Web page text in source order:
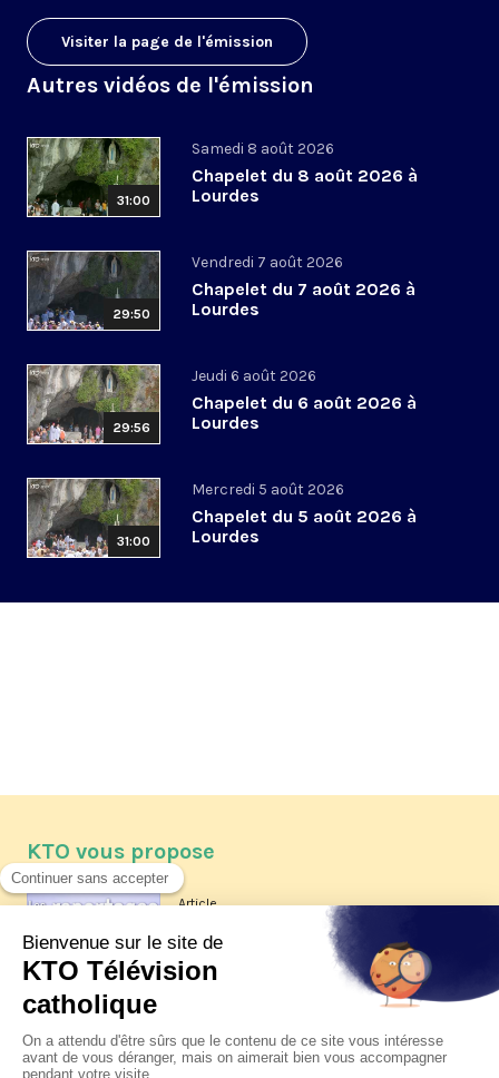
Visiter la page de l'émission
Autres vidéos de l'émission
31:00
Samedi 8 août 2026
Chapelet du 8 août 2026 à
Lourdes
29:50
Vendredi 7 août 2026
Chapelet du 7 août 2026 à
Lourdes
29:56
Jeudi 6 août 2026
Chapelet du 6 août 2026 à
Lourdes
31:00
Mercredi 5 août 2026
Chapelet du 5 août 2026 à
Lourdes
KTO vous propose
Article
Les reportages d'été 2026 de KTO
La visite pastorale du pape Léon
XIV à Assise à suivre sur KTO le
jeudi 6 août